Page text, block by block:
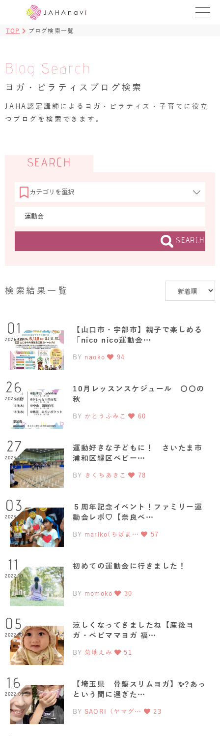
BLOG
ヨガ資格講座 ›
TOP ブログ検索一覧
Blog Search
ヨガ・ピラティスブログ検索
JAHA認定講師によるヨガ・ピラティス・子育てに役立
つブログを検索できます。
SEARCH
SEARCH
検索結果一覧
01
2026.05
【山口市・宇部市】親子で楽しめる
「nico nico運動会…
BY naoko 94
26
2023.09
10月レッスンスケジュール 〇〇の
秋
BY かとうふみこ 60
27
2023.08
運動好きな子どもに！ さいたま市
浦和区緑区ベビー…
BY きくちあきこ 78
03
2023.07
５周年記念イベント！ファミリー運
動会レポ♡【奈良ベ…
BY mariko(ちばま… 57
11
2022.10
初めての運動会に行きました！
BY momoko 30
05
2022.10
涼しくなってきましたね【産後ヨ
ガ・ベビママヨガ 福…
BY 菊地えみ 51
16
2022.09
【埼玉県 骨盤スリムヨガ】✨?あっ
という間に過ぎた…
BY SAORI（ヤマグ… 23